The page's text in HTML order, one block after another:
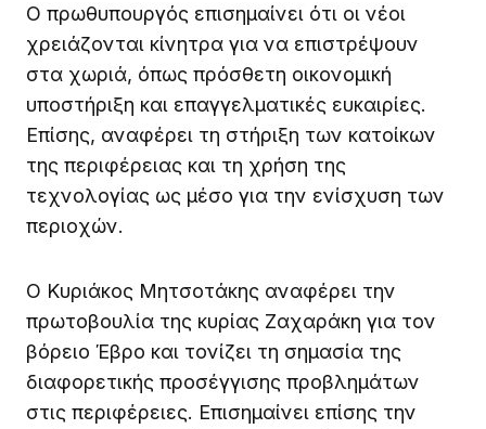
Ο πρωθυπουργός επισημαίνει ότι οι νέοι
χρειάζονται κίνητρα για να επιστρέψουν
στα χωριά, όπως πρόσθετη οικονομική
υποστήριξη και επαγγελματικές ευκαιρίες.
Επίσης, αναφέρει τη στήριξη των κατοίκων
της περιφέρειας και τη χρήση της
τεχνολογίας ως μέσο για την ενίσχυση των
περιοχών.
Ο Κυριάκος Μητσοτάκης αναφέρει την
πρωτοβουλία της κυρίας Ζαχαράκη για τον
βόρειο Έβρο και τονίζει τη σημασία της
διαφορετικής προσέγγισης προβλημάτων
στις περιφέρειες. Επισημαίνει επίσης την